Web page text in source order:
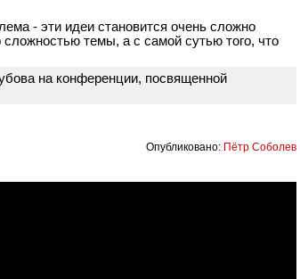
- эти идеи становится очень сложно
темы, а с самой сутью того, что
на конференции, посвященной
Опубликовано: Пётр Соболев